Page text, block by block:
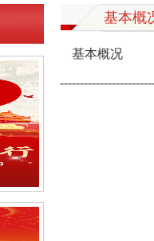
基本概
基本概况